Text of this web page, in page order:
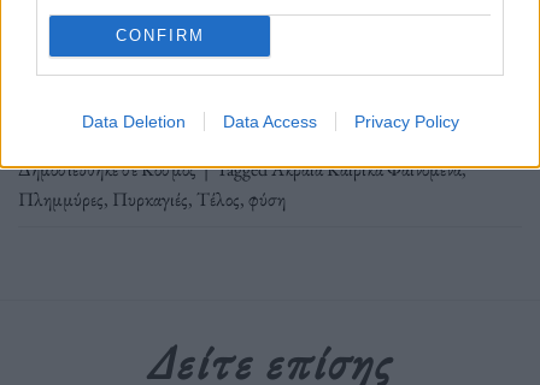
CONFIRM
Data Deletion Data Access Privacy Policy
Διαβάστε περισσότερα
Δημοσιεύθηκε σεΚόσμος|TaggedΑκραία Καιρικά Φαινόμενα,
Πλημμύρες, Πυρκαγιές, Τέλος,φύση
Δείτε επίσης